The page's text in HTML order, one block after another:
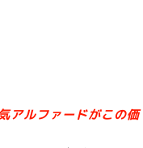
アルファードがこの価